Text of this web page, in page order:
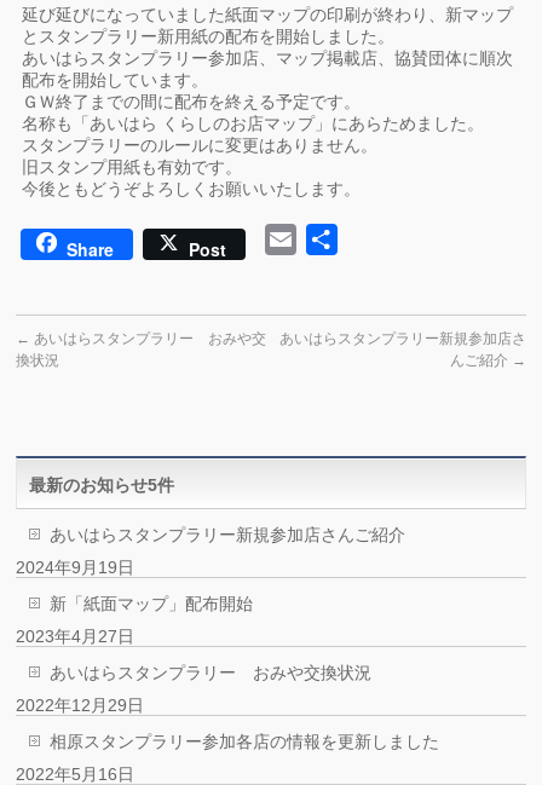
延び延びになっていました紙面マップの印刷が終わり、新マップ
とスタンプラリー新用紙の配布を開始しました。
あいはらスタンプラリー参加店、マップ掲載店、協賛団体に順次
配布を開始しています。
ＧＷ終了までの間に配布を終える予定です。
名称も「あいはら くらしのお店マップ」にあらためました。
スタンプラリーのルールに変更はありません。
旧スタンプ用紙も有効です。
今後ともどうぞよろしくお願いいたします。
Share Post Email
← あいはらスタンプラリー おみや交
換状況
あいはらスタンプラリー新規参加店さ
んご紹介 →
最新のお知らせ5件
あいはらスタンプラリー新規参加店さんご紹介
2024年9月19日
新「紙面マップ」配布開始
2023年4月27日
あいはらスタンプラリー おみや交換状況
2022年12月29日
相原スタンプラリー参加各店の情報を更新しました
2022年5月16日